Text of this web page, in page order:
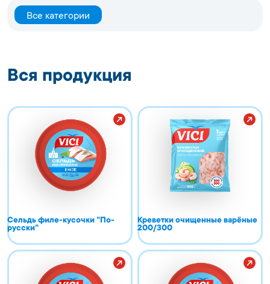
Все категории
Вся продукция
Сельдь филе-кусочки "По-
русски"
Креветки очищенные варёные
200/300